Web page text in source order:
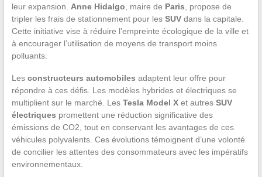
leur expansion. Anne Hidalgo , maire de Paris , propose de
tripler les frais de stationnement pour les SUVdans la capitale.
Cette initiative vise à réduire l’empreinte écologique de la ville et
à encourager l’utilisation de moyens de transport moins
polluants.
Les constructeurs automobiles adaptent leur offre pour
répondre à ces défis. Les modèles hybrides et électriques se
multiplient sur le marché. Les Tesla Model Xet autres SUV
électriques promettent une réduction significative des
émissions de CO2, tout en conservant les avantages de ces
véhicules polyvalents. Ces évolutions témoignent d’une volonté
de concilier les attentes des consommateurs avec les impératifs
environnementaux.